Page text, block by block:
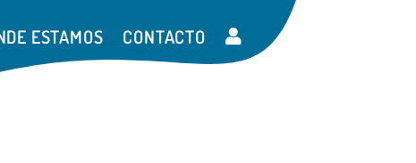
ESTAMOS CONTACTO